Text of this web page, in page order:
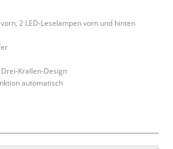
2 LED-Leselampen vorn und hinten
Krallen-Design
automatisch